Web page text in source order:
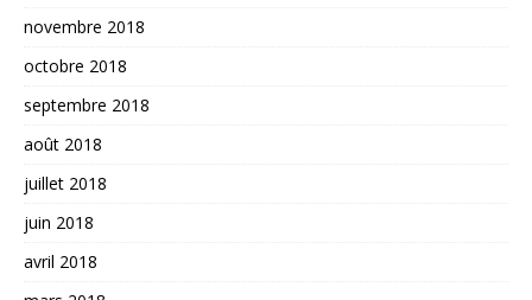
novembre 2018
octobre 2018
septembre 2018
août 2018
juillet 2018
juin 2018
avril 2018